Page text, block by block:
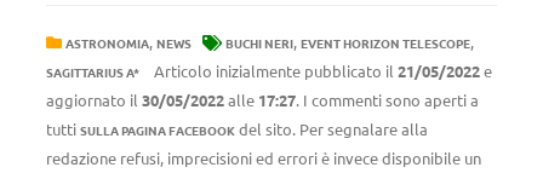
ASTRONOMIA, NEWS BUCHI NERI, EVENT HORIZON TELESCOPE,
SAGITTARIUS A* Articolo inizialmente pubblicato il 21/05/2022e
aggiornato il 30/05/2022alle 17:27. I commenti sono aperti a
tutti SULLA PAGINA FACEBOOK del sito. Per segnalare alla
redazione refusi, imprecisioni ed errori è invece disponibile un